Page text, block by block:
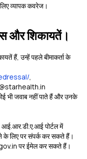
व्यापक कवरेज।
और शिकायतें।
हैं, उन्हें पहले बीमाकर्ता के
,
भी जवाब नहीं पाते हैं और उनके
पोर्टल में
के लिए पर संपर्क कर सकते हैं।
पर ईमेल कर सकते हैं।